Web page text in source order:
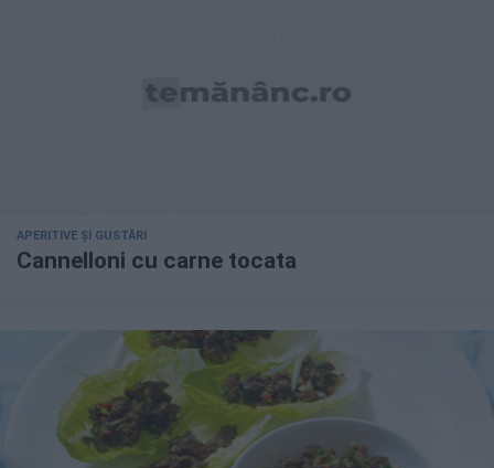
APERITIVE ȘI GUSTĂRI
Cannelloni cu carne tocata